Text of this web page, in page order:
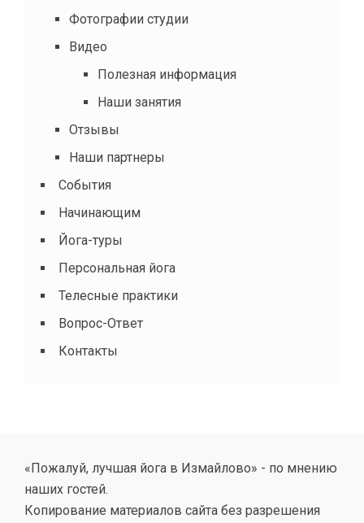
Фотографии студии
Видео
Полезная информация
Наши занятия
Отзывы
Наши партнеры
События
Начинающим
Йога-туры
Персональная йога
Телесные практики
Вопрос-Ответ
Контакты
«Пожалуй, лучшая йога в Измайлово» - по мнению
наших гостей.
Копирование материалов сайта без разрешения